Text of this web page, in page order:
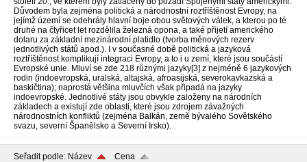
Důvodem byla zejména politická a národnostní roztříštěnost Evropy, na
jejímž území se odehrály hlavní boje obou světových válek, a kterou po té
druhé na čtyřicet let rozdělila železná opona, a také přijetí amerického
dolaru za základní mezinárodní platidlo (tvorba měnových rezerv
jednotlivých států apod.). I v současné době politická a jazyková
roztříštěnost komplikují integraci Evropy, a to i u zemí, které jsou součástí
Evropské unie. Mluví se zde 218 různými jazyky[3] z nejméně 6 jazykových
rodin (indoevropská, uralská, altajská, afroasijská, severokavkazská a
baskičtina); naprostá většina mluvčích však připadá na jazyky
indoevropské. Jednotlivé státy jsou obvykle založeny na národních
základech a existují zde oblasti, které jsou zdrojem závažných
národnostních konfliktů (zejména Balkán, země bývalého Sovětského
svazu, severní Španělsko a Severní Irsko).
Seřadit podle: Název
Cena